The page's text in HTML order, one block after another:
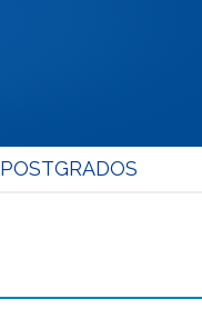
POSTGRADOS